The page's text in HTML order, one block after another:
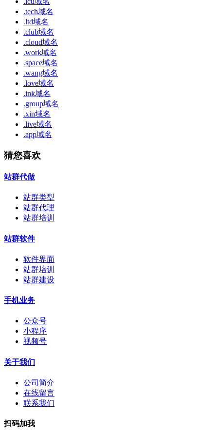
.tech域名
.ltd域名
.club域名
.cloud域名
.work域名
.space域名
.wang域名
.love域名
.ink域名
.group域名
.xin域名
.live域名
.app域名
猜您喜欢
站群代做
站群类型
站群代理
站群培训
站群软件
软件界面
站群培训
站群建设
手机业务
公众号
小程序
视频号
关于我们
公司简介
在线留言
联系我们
扫码加我